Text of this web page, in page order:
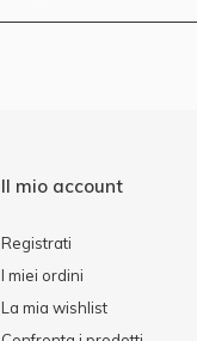
Il mio account
Registrati
I miei ordini
La mia wishlist